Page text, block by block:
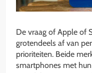
De vraag of Apple of
grotendeels af van
prioriteiten. Beide
smartphones met